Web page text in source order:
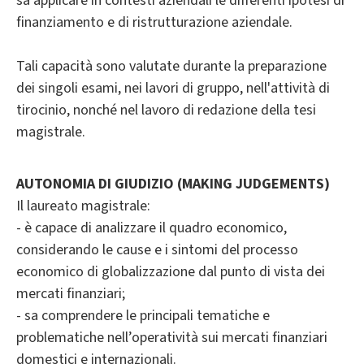
finanziamento e di ristrutturazione aziendale.
Tali capacità sono valutate durante la preparazione
dei singoli esami, nei lavori di gruppo, nell'attività di
tirocinio, nonché nel lavoro di redazione della tesi
magistrale.
AUTONOMIA DI GIUDIZIO (MAKING JUDGEMENTS)
Il laureato magistrale:
- è capace di analizzare il quadro economico,
considerando le cause e i sintomi del processo
economico di globalizzazione dal punto di vista dei
mercati finanziari;
- sa comprendere le principali tematiche e
problematiche nell’operatività sui mercati finanziari
domestici e internazionali.